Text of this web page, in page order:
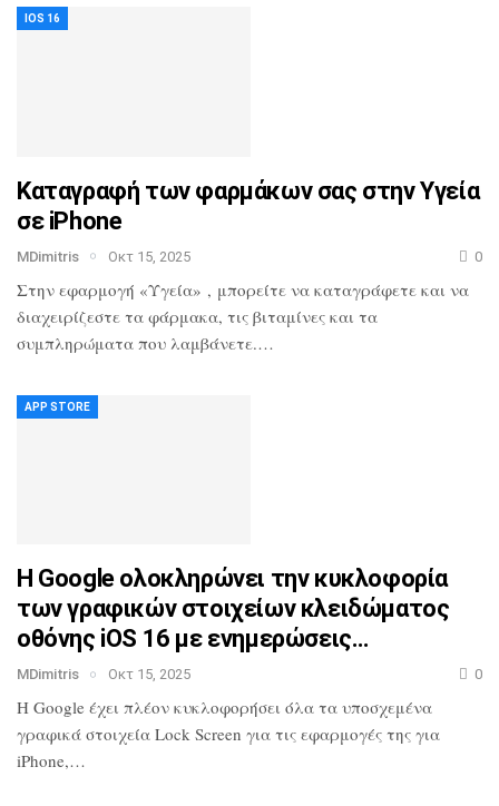
IOS 16
Καταγραφή των φαρμάκων σας στην Υγεία
σε iPhone
MDimitris Οκτ 15, 2025 0
Στην εφαρμογή «Υγεία» , μπορείτε να καταγράφετε και να
διαχειρίζεστε τα φάρμακα, τις βιταμίνες και τα
συμπληρώματα που λαμβάνετε.…
APP STORE
Η Google ολοκληρώνει την κυκλοφορία
των γραφικών στοιχείων κλειδώματος
οθόνης iOS 16 με ενημερώσεις…
MDimitris Οκτ 15, 2025 0
Η Google έχει πλέον κυκλοφορήσει όλα τα υποσχεμένα
γραφικά στοιχεία Lock Screen για τις εφαρμογές της για
iPhone,…